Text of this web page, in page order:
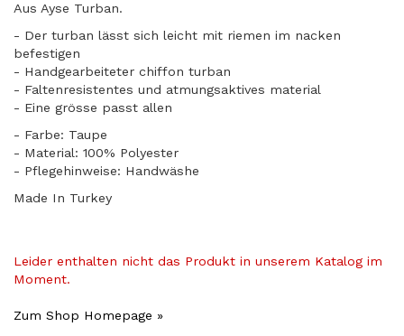
Aus Ayse Turban.
- Der turban lässt sich leicht mit riemen im nacken
befestigen
- Handgearbeiteter chiffon turban
- Faltenresistentes und atmungsaktives material
​- Eine grösse passt allen
- Farbe: Taupe
- Material: 100% Polyester
- Pflegehinweise: Handwäshe
Made In Turkey
Leider enthalten nicht das Produkt in unserem Katalog im
Moment.
Zum Shop Homepage »